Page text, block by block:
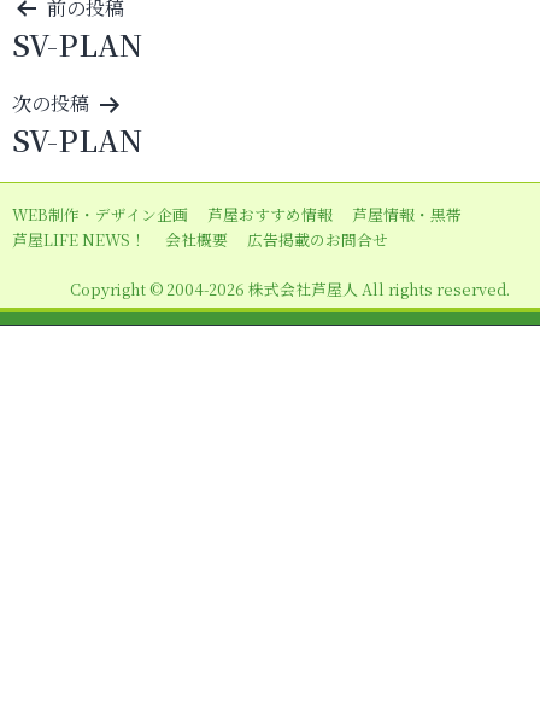
投
稿
ナ
ビ
ゲ
ー
シ
ン
前の投稿
SV-PLAN
次の投稿
SV-PLAN
WEB制作・デザイン企画 芦屋おすすめ情報
芦屋情報・黒帯
芦屋LIFE NEWS！
会社概要 広告掲載のお問合せ
Copyright © 2004-2026 株式会社芦屋人 All rights reserved.